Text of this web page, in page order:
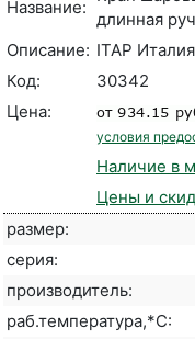
Название:
длинная
Описание: ITAP
Код:
30342
Цена:
условия
Наличие в
Цены и
размер:
серия:
производитель:
раб.температура,*С: